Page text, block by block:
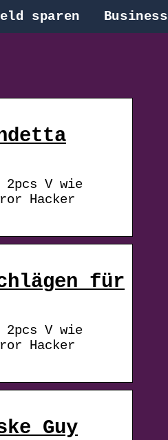
sparen Business
2pcs V wie
Hacker
für
2pcs V wie
Hacker
Guy